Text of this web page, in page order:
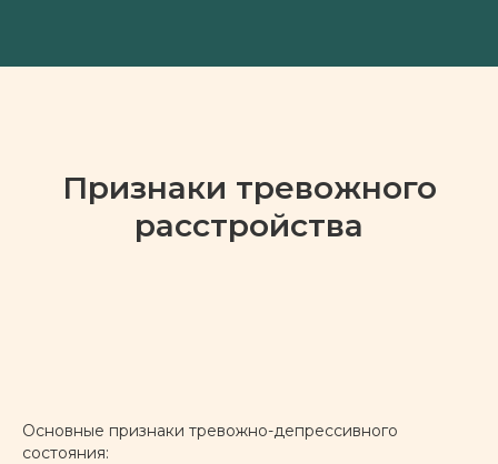
Признаки тревожного
расстройства
Основные признаки тревожно-депрессивного
состояния: